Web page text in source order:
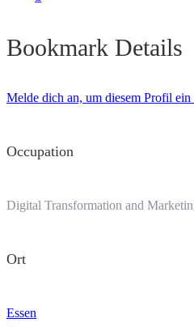
Bookmark Details
Melde dich an, um diesem Profil
Occupation
Digital Transformation and
Ort
Essen